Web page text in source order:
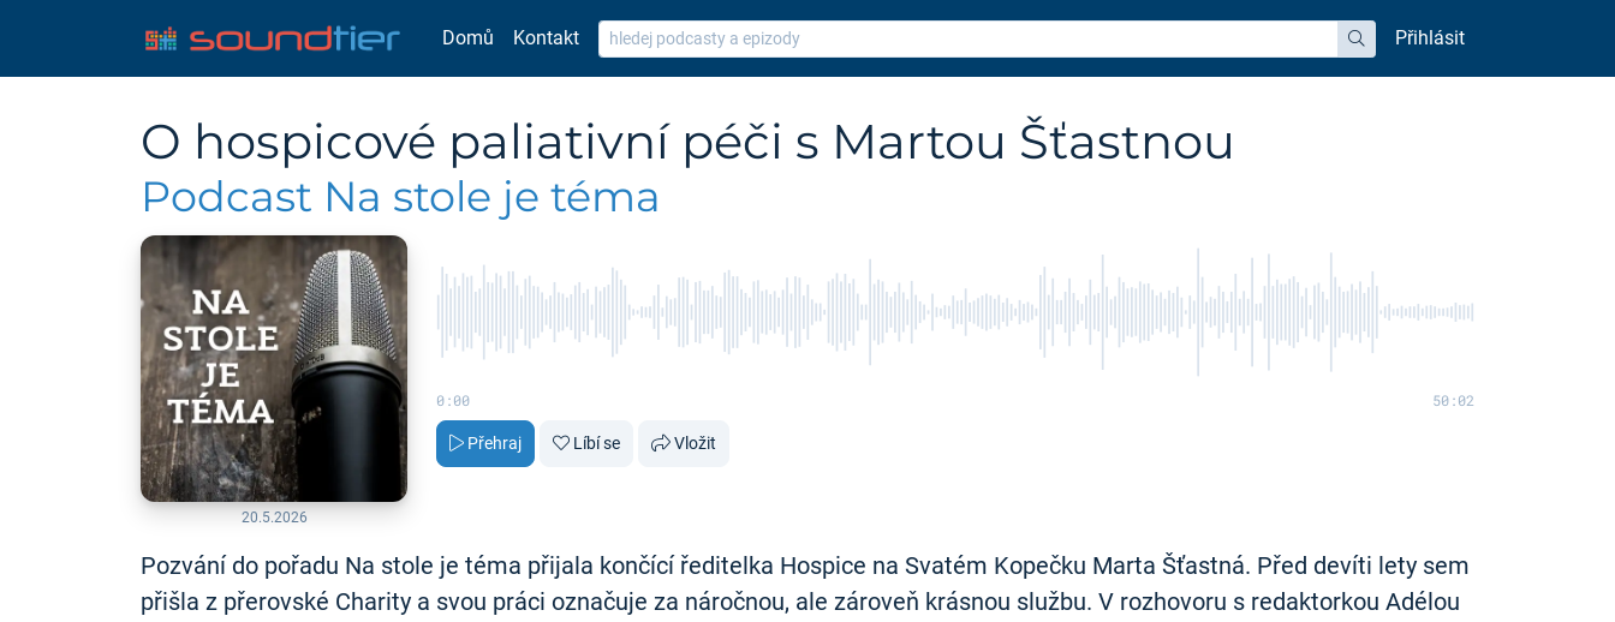
Domů Kontakt
hledat
Přihlásit
O hospicové paliativní péči s Martou Šťastnou
Podcast Na stole je téma
20.5.2026
0:00 50:02
Přehraj Líbí se Vložit
Pozvání do pořadu Na stole je téma přijala končící ředitelka Hospice na Svatém Kopečku Marta Šťastná. Před devíti lety sem
přišla z přerovské Charity a svou práci označuje za náročnou, ale zároveň krásnou službu. V rozhovoru s redaktorkou Adélou